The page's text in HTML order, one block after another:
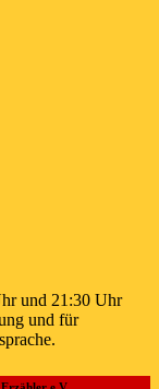
und 21:30 Uhr
und für